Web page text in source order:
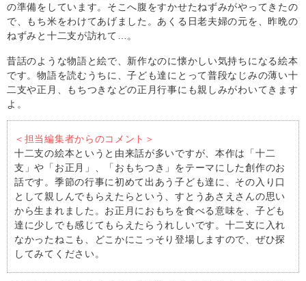
の準備をしています。そこへ腹をすかせたねずみがやってきたの
で、もち米をわけてあげました。あくる日老夫婦の元を、昨晩の
ねずみと十二支が訪れて…。
昔話のような物語と絵で、新作なのに懐かしい気持ちになる絵本
です。物語を読むうちに、子ども達にとって普段なじみの薄い十
二支や正月、もちつきなどの正月行事にも親しみがわいてきます
よ。
＜担当編集者からのコメント＞
十二支の絵本というと由来話が多いですが、本作は「十二
支」や「お正月」、「おもちつき」をテーマにした創作のお
話です。季節の行事に初めて出あう子ども達に、その入り口
として親しんでもらえたらという、すとうあさえさんの思い
から生まれました。お正月におもちを食べる意味を、子ども
達に少しでも感じてもらえたらうれしいです。十二支に入れ
なかったねこも、どこかにこっそり登場しますので、ぜひ探
してみてください。